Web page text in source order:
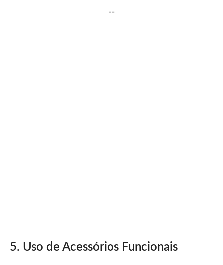
--
5. Uso de Acessórios Funcionais